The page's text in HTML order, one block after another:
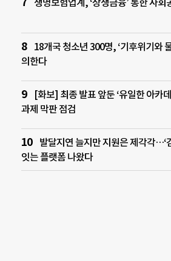
18개국 청소년 300명, ‘기후위기와
의한다
[화보] 최종 발표 앞둔 ‘유일한 아카
과제 막판 점검
발달지연 늘지만 지원은 제각각…‘
잇는 플랫폼 나왔다